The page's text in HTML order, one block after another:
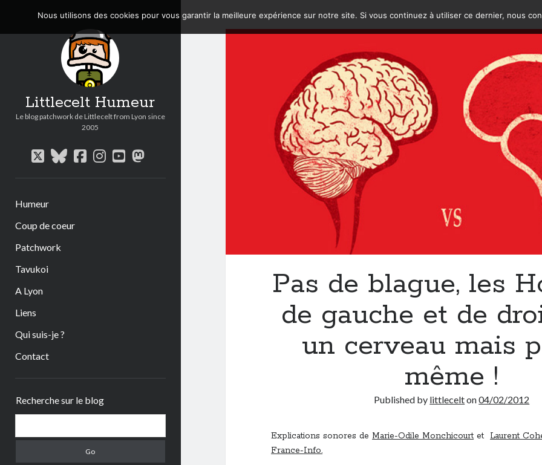
Littlecelt Humeur
Le blog patchwork de Littlecelt from Lyon since
2005
twitterbluesky
facebook
instagram
youtube
mastodon
Humeur
Coup de coeur
Patchwork
Tavukoi
A Lyon
Liens
Qui suis-je ?
Contact
Recherche sur le blog
Pas de blague, les
de gauche et de
un cerveau mais
même !
Published by littlecelton04/02/2012
Explications sonores de Marie-Odile Monchicourt et Laurent
France-Info.
Nous utilisons des cookies pour vous garantir la meilleure expérience sur notre site. Si vous continuez à utiliser ce dernier, nous